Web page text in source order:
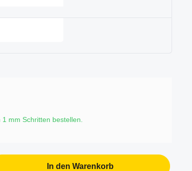
1 mm Schritten bestellen.
Wert ein oder
In den Warenkorb